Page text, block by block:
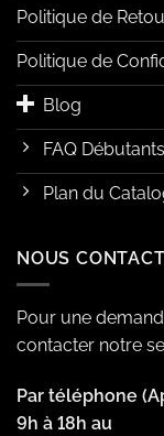
Politique de
Politique de
Blog
FAQ
Plan du
NOUS
Pour une
contacter notre
Par téléphone
9h à 18h au